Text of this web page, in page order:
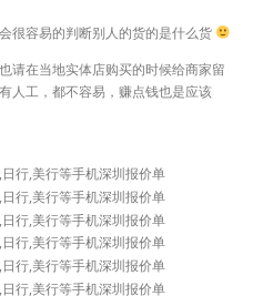
很容易的判断别人的货的是什么货
请在当地实体店购买的时候给商家留
人工，都不容易，赚点钱也是应该